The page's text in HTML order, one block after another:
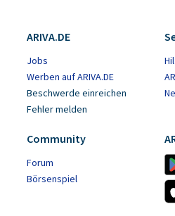
ARIVA.DE
Jobs
Werben auf ARIVA.DE
Beschwerde einreichen
Fehler melden
Community
Forum
Börsenspiel